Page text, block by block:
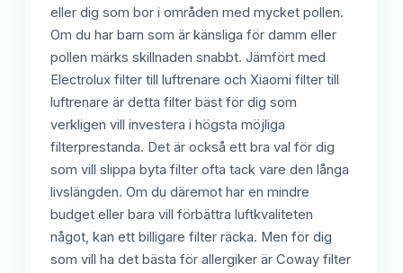
eller dig som bor i områden med mycket pollen.
Om du har barn som är känsliga för damm eller
pollen märks skillnaden snabbt. Jämfört med
Electrolux filter till luftrenare och Xiaomi filter till
luftrenare är detta filter bäst för dig som
verkligen vill investera i högsta möjliga
filterprestanda. Det är också ett bra val för dig
som vill slippa byta filter ofta tack vare den långa
livslängden. Om du däremot har en mindre
budget eller bara vill förbättra luftkvaliteten
något, kan ett billigare filter räcka. Men för dig
som vill ha det bästa för allergiker är Coway filter